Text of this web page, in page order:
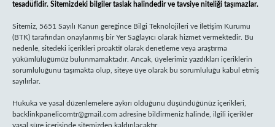
tesadüfidir. Sitemizdeki bilgiler taslak halindedir ve tavsiye niteliği taşımazlar.
Sitemiz, 5651 Sayılı Kanun gereğince Bilgi Teknolojileri ve İletişim Kurumu
(BTK) tarafından onaylanmış bir Yer Sağlayıcı olarak hizmet vermektedir. Bu
nedenle, sitedeki içerikleri proaktif olarak denetleme veya araştırma
yükümlülüğümüz bulunmamaktadır. Ancak, üyelerimiz yazdıkları içeriklerin
sorumluluğunu taşımakta olup, siteye üye olarak bu sorumluluğu kabul etmiş
sayılırlar.
Hukuka ve yasal düzenlemelere aykırı olduğunu düşündüğünüz içerikleri,
backlinkpanelicomtr@gmail.com adresine bildirmeniz halinde, ilgili içerikler
yasal süre içerisinde sitemizden kaldırılacaktır.